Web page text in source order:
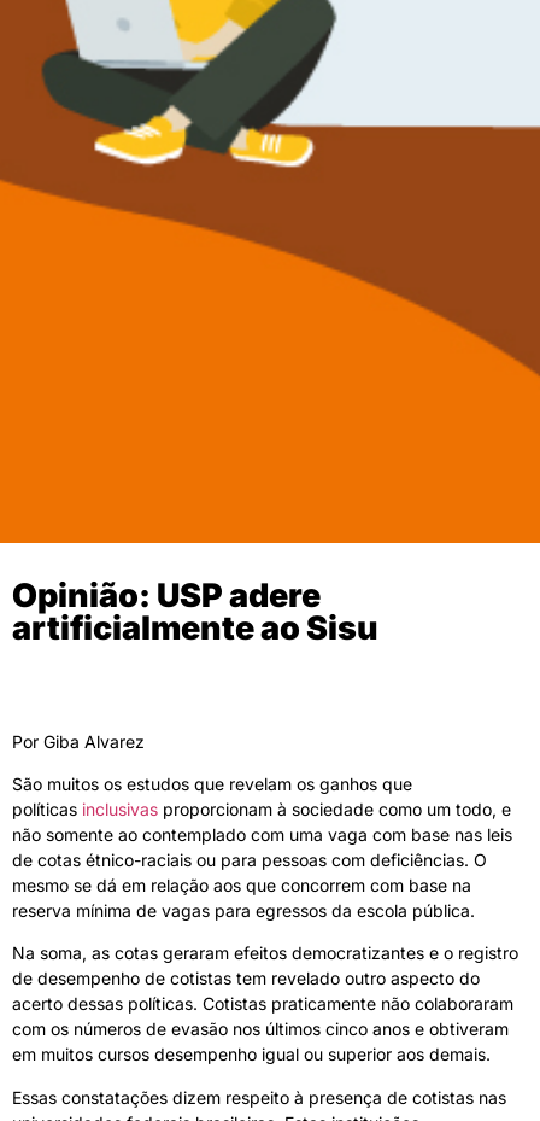
Opinião: USP adere
artificialmente ao Sisu
Por Giba Alvarez
São muitos os estudos que revelam os ganhos que
políticas inclusivas proporcionam à sociedade como um todo, e
não somente ao contemplado com uma vaga com base nas leis
de cotas étnico-raciais ou para pessoas com deficiências. O
mesmo se dá em relação aos que concorrem com base na
reserva mínima de vagas para egressos da escola pública.
Na soma, as cotas geraram efeitos democratizantes e o registro
de desempenho de cotistas tem revelado outro aspecto do
acerto dessas políticas. Cotistas praticamente não colaboraram
com os números de evasão nos últimos cinco anos e obtiveram
em muitos cursos desempenho igual ou superior aos demais.
Essas constatações dizem respeito à presença de cotistas nas